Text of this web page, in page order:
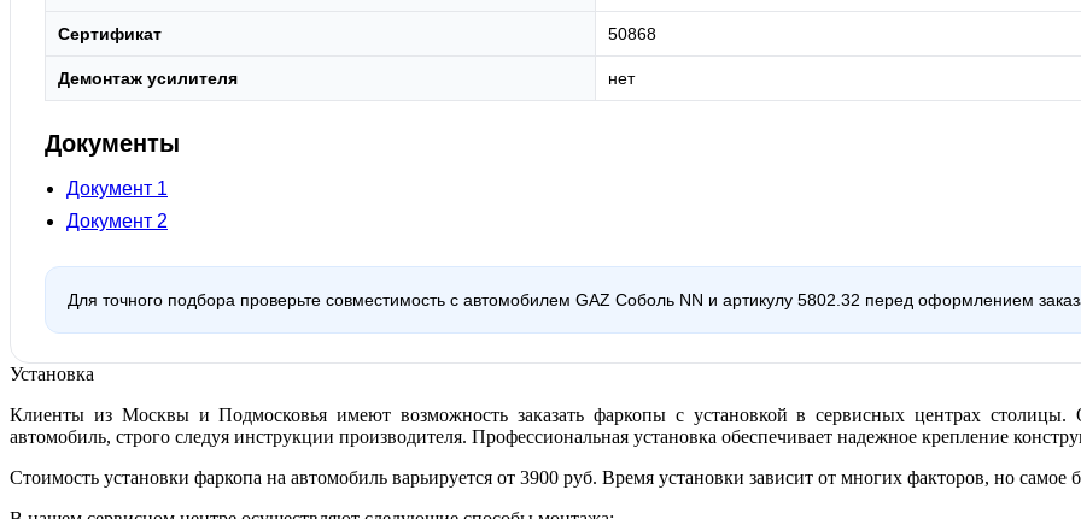
Сертификат 50868
Демонтаж усилителя нет
Документы
Документ 1
Документ 2
Для точного подбора проверьте совместимость с автомобилем GAZ Соболь NN и артикулу 5802.32 перед оформлением
Установка
Клиенты из Москвы и Подмосковья имеют возможность заказать фаркопы с установкой в сервисных центрах
автомобиль, строго следуя инструкции производителя. Профессиональная установка обеспечивает надежное крепление
Стоимость установки фаркопа на автомобиль варьируется от 3900 руб. Время установки зависит от многих факторов, но самое